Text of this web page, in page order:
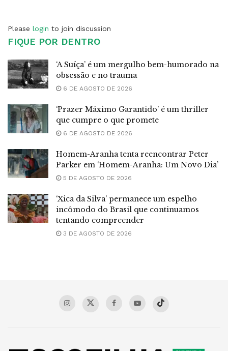
Please login to join discussion
FIQUE POR DENTRO
‘A Suíça’ é um mergulho bem-humorado na
obsessão e no trauma
6 DE AGOSTO DE 2026
‘Prazer Máximo Garantido’ é um thriller
que cumpre o que promete
6 DE AGOSTO DE 2026
Homem-Aranha tenta reencontrar Peter
Parker em ‘Homem-Aranha: Um Novo Dia’
5 DE AGOSTO DE 2026
‘Xica da Silva’ permanece um espelho
incômodo do Brasil que continuamos
tentando compreender
3 DE AGOSTO DE 2026